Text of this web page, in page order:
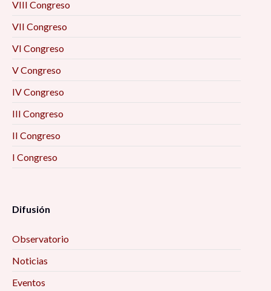
VIII Congreso
VII Congreso
VI Congreso
V Congreso
IV Congreso
III Congreso
II Congreso
I Congreso
Difusión
Observatorio
Noticias
Eventos